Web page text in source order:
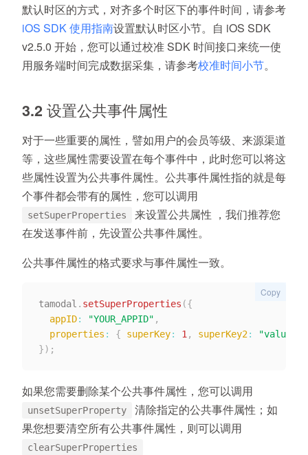
默认时区的方式，对齐多个时区下的事件时间，请参考
iOS SDK 使用指南设置默认时区小节。自 iOS SDK
v2.5.0 开始，您可以通过校准 SDK 时间接口来统一使
用服务端时间完成数据采集，请参考校准时间小节。
3.2 设置公共事件属性
对于一些重要的属性，譬如用户的会员等级、来源渠道
等，这些属性需要设置在每个事件中，此时您可以将这
些属性设置为公共事件属性。公共事件属性指的就是每
个事件都会带有的属性，您可以调用
setSuperProperties
来设置公共属性 ，我们推荐您
在发送事件前，先设置公共事件属性。
公共事件属性的格式要求与事件属性一致。
tamodal . setSuperProperties ({
appID: "YOUR_APPID" ,
properties : { superKey: 1, superKey2: "value"
}) ;
Copy
如果您需要删除某个公共事件属性，您可以调用
unsetSuperProperty
清除指定的公共事件属性；如
果您想要清空所有公共事件属性，则可以调用
clearSuperProperties